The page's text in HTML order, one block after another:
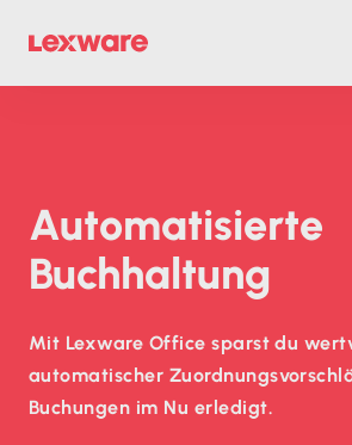
Auto­matisierte
Buchhaltung
Mit Lexware Office sparst du
automatischer
Buchungen im Nu erledigt.